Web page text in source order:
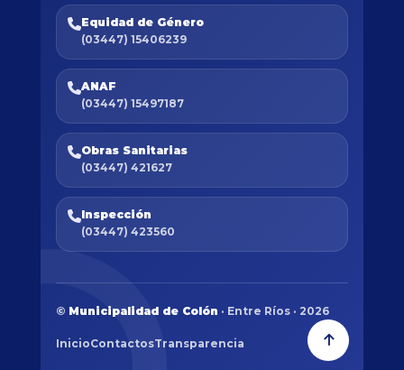
Equidad de Género
(03447) 15406239
ANAF
(03447) 15497187
Obras Sanitarias
(03447) 421627
Inspección
(03447) 423560
© Municipalidad de Colón · Entre Ríos · 2026
InicioContactosTransparencia